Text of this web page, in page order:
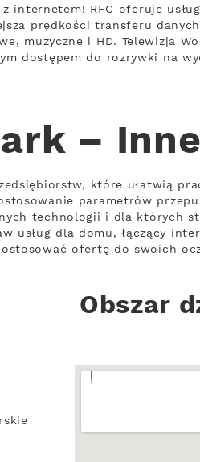
internetem! RFC oferuje
prędkości transferu
muzyczne i HD. Telewizja
dostępem do rozrywki na
–
które ułatwią
parametrów
technologii i dla których
usług dla domu, łączący
ofertę do swoich
Obszar